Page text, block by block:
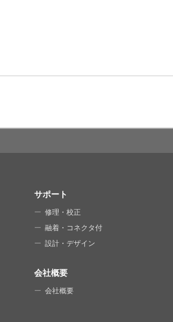
サポート
修理・校正
融着・コネクタ付
設計・デザイン
会社概要
会社概要